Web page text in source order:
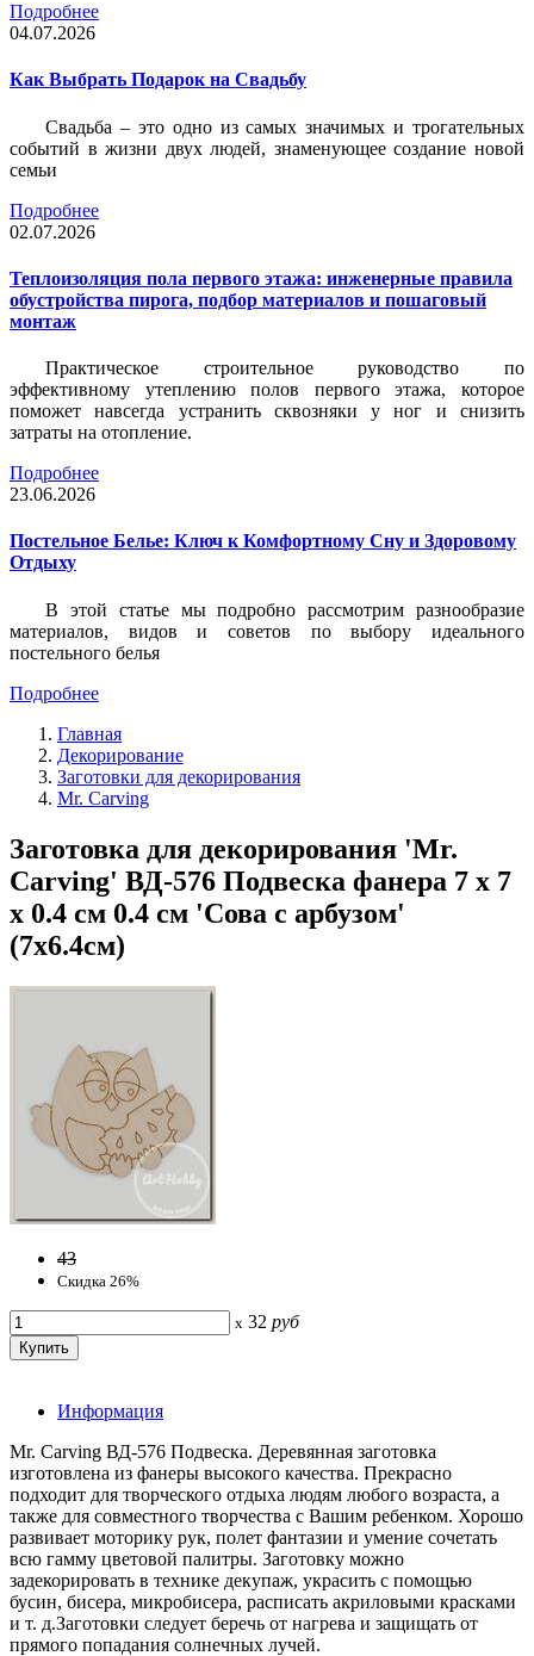
Подробнее
04.07.2026
Как Выбрать Подарок на Свадьбу
Свадьба – это одно из самых значимых и трогательных
событий в жизни двух людей, знаменующее создание новой
семьи
Подробнее
02.07.2026
Теплоизоляция пола первого этажа: инженерные правила
обустройства пирога, подбор материалов и пошаговый
монтаж
Практическое строительное руководство по
эффективному утеплению полов первого этажа, которое
поможет навсегда устранить сквозняки у ног и снизить
затраты на отопление.
Подробнее
23.06.2026
Постельное Белье: Ключ к Комфортному Сну и Здоровому
Отдыху
В этой статье мы подробно рассмотрим разнообразие
материалов, видов и советов по выбору идеального
постельного белья
Подробнее
Главная
Декорирование
Заготовки для декорирования
Mr. Carving
Заготовка для декорирования 'Mr.
Carving' ВД-576 Подвеска фанера 7 х 7
х 0.4 см 0.4 см 'Сова с арбузом'
(7х6.4см)
43
Скидка 26%
x 32 руб
Информация
Mr. Carving ВД-576 Подвеска. Деревянная заготовка
изготовлена из фанеры высокого качества. Прекрасно
подходит для творческого отдыха людям любого возраста, а
также для совместного творчества с Вашим ребенком. Хорошо
развивает моторику рук, полет фантазии и умение сочетать
всю гамму цветовой палитры. Заготовку можно
задекорировать в технике декупаж, украсить с помощью
бусин, бисера, микробисера, расписать акриловыми красками
и т. д.Заготовки следует беречь от нагрева и защищать от
прямого попадания солнечных лучей.